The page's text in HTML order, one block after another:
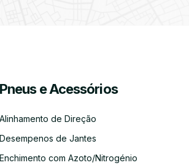
Pneus e Acessórios
Alinhamento de Direção
Desempenos de Jantes
Enchimento com Azoto/Nitrogénio
Kit
Kit
Diagnóstico